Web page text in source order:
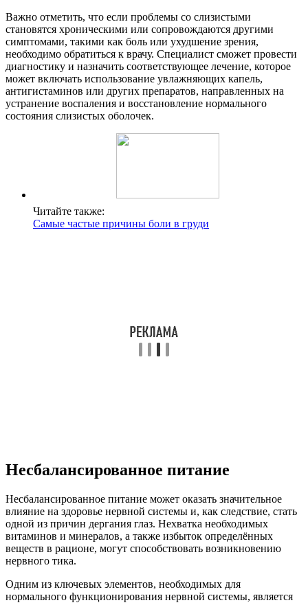
Важно отметить, что если проблемы со слизистыми
становятся хроническими или сопровождаются другими
симптомами, такими как боль или ухудшение зрения,
необходимо обратиться к врачу. Специалист сможет провести
диагностику и назначить соответствующее лечение, которое
может включать использование увлажняющих капель,
антигистаминов или других препаратов, направленных на
устранение воспаления и восстановление нормального
состояния слизистых оболочек.
Читайте также:
Самые частые причины боли в груди
Несбалансированное питание
Несбалансированное питание может оказать значительное
влияние на здоровье нервной системы и, как следствие, стать
одной из причин дергания глаз. Нехватка необходимых
витаминов и минералов, а также избыток определённых
веществ в рационе, могут способствовать возникновению
нервного тика.
Одним из ключевых элементов, необходимых для
нормального функционирования нервной системы, является